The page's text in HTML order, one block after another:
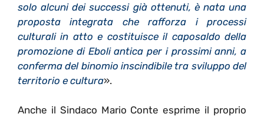
solo alcuni dei successi già ottenuti, è nata una
proposta integrata che rafforza i processi
culturali in atto e costituisce il caposaldo della
promozione di Eboli antica per i prossimi anni, a
conferma del binomio inscindibile tra sviluppo del
territorio e cultura».
Anche il Sindaco Mario Conte esprime il proprio